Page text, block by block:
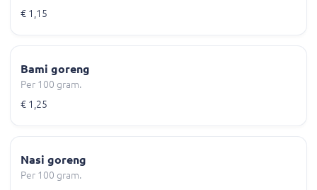
€ 1,15
Bami goreng
Per 100 gram.
€ 1,25
Nasi goreng
Per 100 gram.